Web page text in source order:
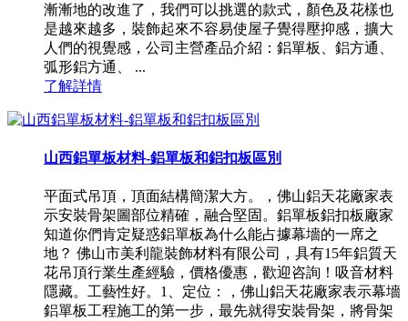
漸漸地的改進了，我們可以挑選的款式，顏色及花樣也
是越來越多，裝飾起來不容易使屋子覺得壓抑感，擴大
人們的視覺感，公司主營產品介紹：鋁單板、鋁方通、
弧形鋁方通、 ...
了解詳情
山西鋁單板材料-鋁單板和鋁扣板區別
平面式吊頂，頂面結構簡潔大方。，佛山鋁天花廠家表
示安裝骨架圖部位精確，融合堅固。鋁單板鋁扣板廠家
知道你們肯定疑惑鋁單板為什么能占據幕墻的一席之
地？ 佛山市美利龍裝飾材料有限公司，具有15年鋁質天
花吊頂行業生產經驗，價格優惠，歡迎咨詢！吸音材料
隱藏。工藝性好。1、定位：，佛山鋁天花廠家表示幕墻
鋁單板工程施工的第一步，最先就得安裝骨架，將骨架